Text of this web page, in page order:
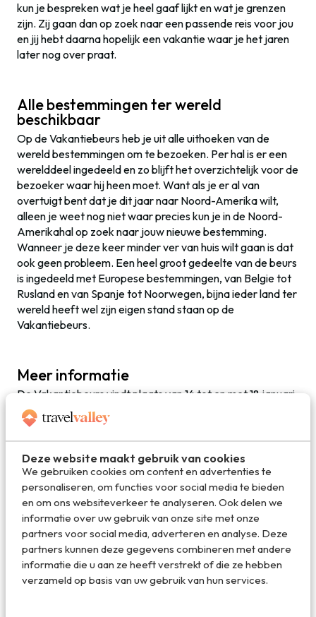
Deze website maakt gebruik van cookies
We gebruiken cookies om content en advertenties te
personaliseren, om functies voor social media te bieden
en om ons websiteverkeer te analyseren. Ook delen we
informatie over uw gebruik van onze site met onze
partners voor social media, adverteren en analyse. Deze
partners kunnen deze gegevens combineren met andere
informatie die u aan ze heeft verstrekt of die ze hebben
verzameld op basis van uw gebruik van hun services.
kun je bespreken wat je heel gaaf lijkt en wat je grenzen
zijn. Zij gaan dan op zoek naar een passende reis voor jou
en jij hebt daarna hopelijk een vakantie waar je het jaren
later nog over praat.
Alle bestemmingen ter wereld
beschikbaar
Op de Vakantiebeurs heb je uit alle uithoeken van de
wereld bestemmingen om te bezoeken. Per hal is er een
werelddeel ingedeeld en zo blijft het overzichtelijk voor de
bezoeker waar hij heen moet. Want als je er al van
overtuigt bent dat je dit jaar naar Noord-Amerika wilt,
alleen je weet nog niet waar precies kun je in de Noord-
Amerikahal op zoek naar jouw nieuwe bestemming.
Wanneer je deze keer minder ver van huis wilt gaan is dat
ook geen probleem. Een heel groot gedeelte van de beurs
is ingedeeld met Europese bestemmingen, van Belgie tot
Rusland en van Spanje tot Noorwegen, bijna ieder land ter
wereld heeft wel zijn eigen stand staan op de
Vakantiebeurs.
Meer informatie
De Vakantiebeurs vindt plaats van 14 tot en met 18 januari
2015 in de Jaarbeurs in Utrecht. Voor meer informatie
klik je hier. Kaartje zijn te koop via deze
Deel dit artikel
Deel via E-mail